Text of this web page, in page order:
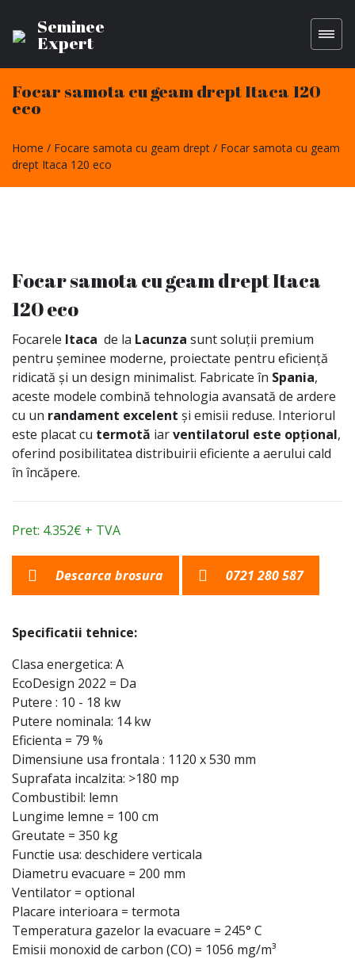
Seminee
Expert
Focar samota cu geam drept Itaca 120
eco
Home Focare samota cu geam drept
Focar samota cu geam
drept Itaca 120 eco
Focar samota cu geam drept Itaca
120 eco
Focarele Itaca de la Lacunza sunt soluții premium
pentru șeminee moderne, proiectate pentru eficiență
ridicată și un design minimalist. Fabricate în Spania,
aceste modele combină tehnologia avansată de ardere
cu un randament excelent și emisii reduse. Interiorul
este placat cu termotă iarventilatorul este opțional,
oferind posibilitatea distribuirii eficiente a aerului cald
în încăpere.
Pret: 4.352€ + TVA
Descarca brosura 0721 280 587
Specificatii tehnice:
Clasa energetica: A
EcoDesign 2022 = Da
Putere : 10 - 18 kw
Putere nominala: 14 kw
Eficienta = 79 %
Dimensiune usa frontala : 1120 x 530 mm
Suprafata incalzita: >180 mp
Combustibil: lemn
Lungime lemne = 100 cm
Greutate = 350 kg
Functie usa: deschidere verticala
Diametru evacuare = 200 mm
Ventilator = optional
Placare interioara = termota
Temperatura gazelor la evacuare = 245° C
Emisii monoxid de carbon (CO) = 1056 mg/m³